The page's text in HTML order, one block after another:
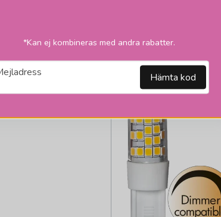
*Kan ej kombineras med andra rabatter.
Hämta kod